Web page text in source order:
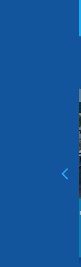
Photos Magny-